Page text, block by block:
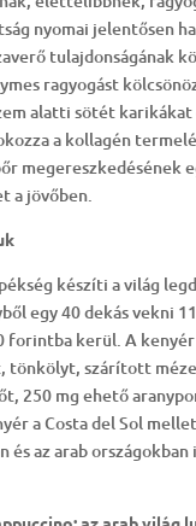
nyomai jelentősen
tulajdonságának
ragyogást
alatti sötét karikákat
a kollagén
megereszkedésének
a jövőben.
készíti a világ
egy 40 dekás vekni
forintba kerül. A
tönkölyt, szárított
250 mg ehető
a Costa del Sol
és az arab országokban